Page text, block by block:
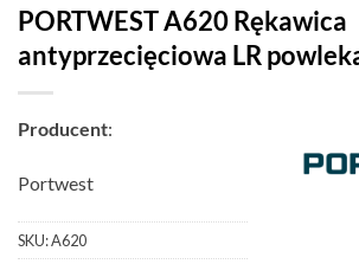
PORTWEST A620 Rękawica
antyprzecięciowa LR
Producent:
Portwest
SKU:A620